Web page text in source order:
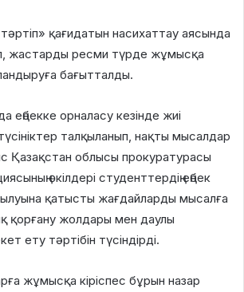
қағидатын насихаттау аясында
жастарды ресми түрде жұмысқа
бағытталды.
еңбекке орналасу кезінде жиі
талқыланып, нақты мысалдар
Қазақстан облысы прокуратурасы
өкілдері студенттердің еңбек
қатысты жағдайларды мысалға
қорғану жолдары мен даулы
ету тәртібін түсіндірді.
жұмысқа кіріспес бұрын назар